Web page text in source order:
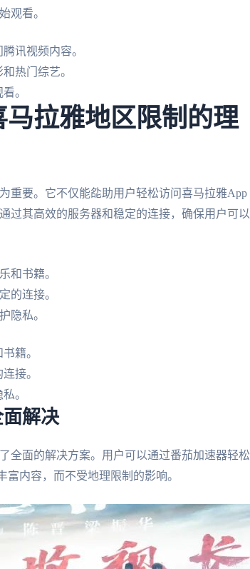
观看。
讯视频内容。
热门综艺。
。
拉雅地区限制的理
重要。它不仅能夞助用户轻松访问喜马拉雅App
过其高效的服务器和稳定的连接，确保用户可以
和书籍。
的连接。
隐私。
籍。
接。
。
解决
全面的解决方案。用户可以通过番茄加速器轻松
内容，而不受地理限制的影响。